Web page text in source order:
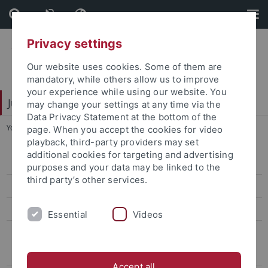
Skip
to
content
Skip
to
footer
Juristische Fakultät
You are here: Startseite ... Heckel, Martin
Lehrstühle Bürgerliches Recht
Lehrstühle Öffentliches Recht
Lehrstühle Strafrecht
Assmann, Heinz-Dieter
Privacy settings
Our website uses cookies. Some of them are
mandatory, while others allow us to improve
your experience while using our website. You
may change your settings at any time via the
Data Privacy Statement at the bottom of the
page. When you accept the cookies for video
playback, third-party providers may set
additional cookies for targeting and advertising
purposes and your data may be linked to the
third party’s other services.
Essential Videos